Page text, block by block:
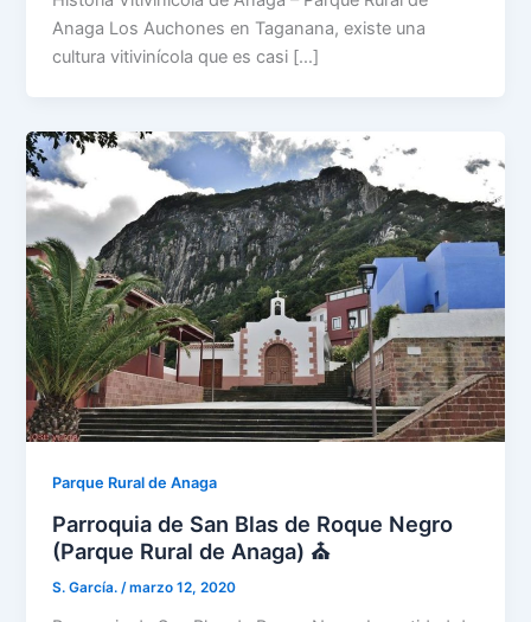
Anaga Los Auchones en Taganana, existe una
cultura vitivinícola que es casi […]
Parque Rural de Anaga
Parroquia de San Blas de Roque Negro
(Parque Rural de Anaga) ⛪
S. García. /marzo 12, 2020